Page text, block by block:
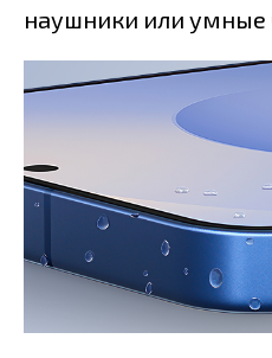
наушники или умные